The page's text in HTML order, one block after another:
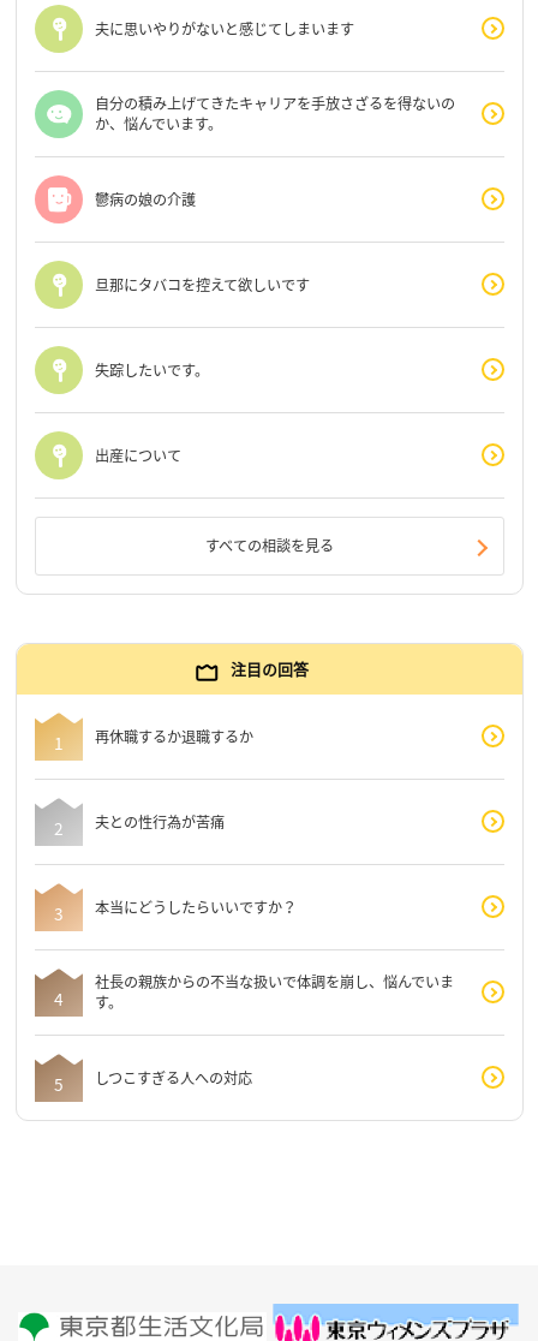
夫に思いやりがないと感じてしまいます
自分の積み上げてきたキャリアを手放さざるを得ないの
か、悩んでいます。
鬱病の娘の介護
旦那にタバコを控えて欲しいです
失踪したいです。
出産について
すべての相談を見る
注目の回答
再休職するか退職するか
夫との性行為が苦痛
本当にどうしたらいいですか？
社長の親族からの不当な扱いで体調を崩し、悩んでいま
す。
しつこすぎる人への対応